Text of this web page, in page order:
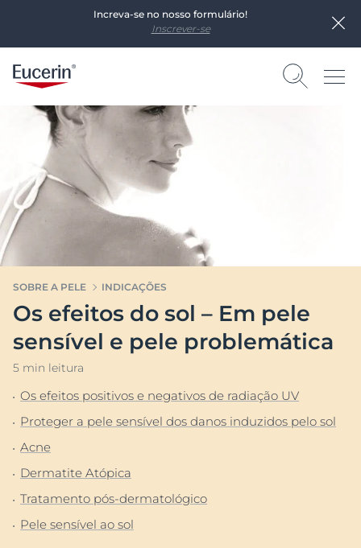
Increva-se no nosso formulário!
Inscrever-se
SOBRE A PELE INDICAÇÕES
Os efeitos do sol – Em pele
sensível e pele problemática
5 min leitura
Os efeitos positivos e negativos de radiação UV
Proteger a pele sensível dos danos induzidos pelo sol
Acne
Dermatite Atópica
Tratamento pós-dermatológico
Pele sensível ao sol